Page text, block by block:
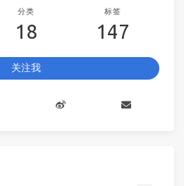
分类
18
标签
147
关注我